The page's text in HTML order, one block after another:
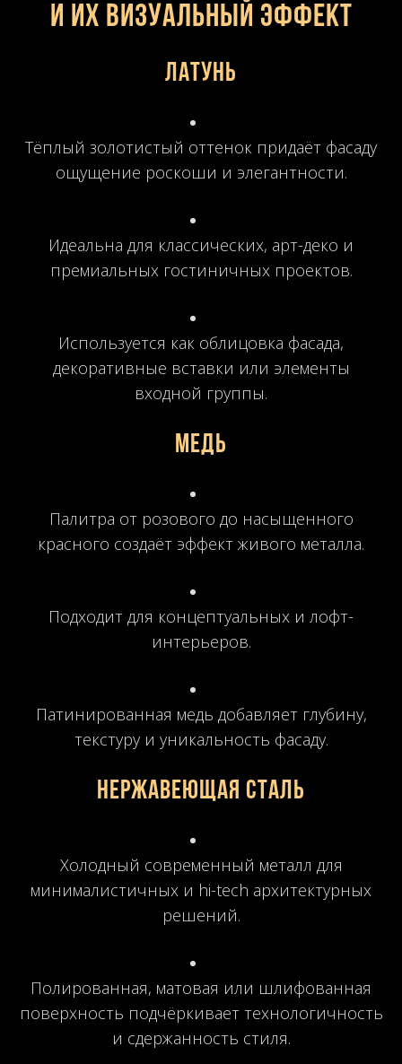
и их визуальный эффект
Латунь
Тёплый золотистый оттенок придаёт фасаду
ощущение роскоши и элегантности.
Идеальна для классических, арт-деко и
премиальных гостиничных проектов.
Используется как облицовка фасада,
декоративные вставки или элементы
входной группы.
Медь
Палитра от розового до насыщенного
красного создаёт эффект живого металла.
Подходит для концептуальных и лофт-
интерьеров.
Патинированная медь добавляет глубину,
текстуру и уникальность фасаду.
Нержавеющая сталь
Холодный современный металл для
минималистичных и hi-tech архитектурных
решений.
Полированная, матовая или шлифованная
поверхность подчёркивает технологичность
и сдержанность стиля.